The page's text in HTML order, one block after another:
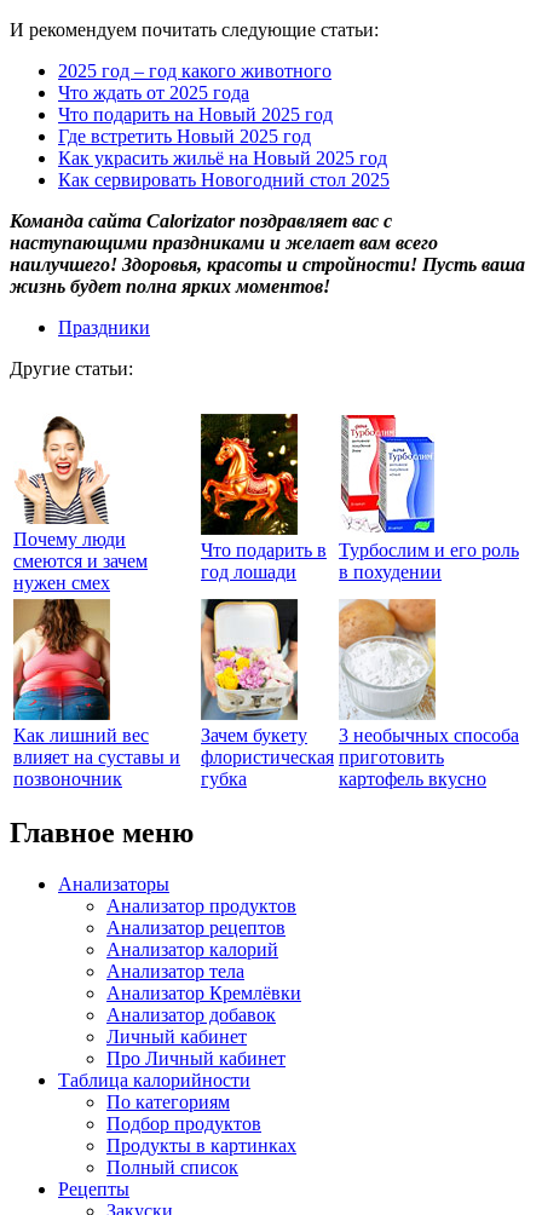
И рекомендуем почитать следующие статьи:
2025 год – год какого животного
Что ждать от 2025 года
Что подарить на Новый 2025 год
Где встретить Новый 2025 год
Как украсить жильё на Новый 2025 год
Как сервировать Новогодний стол 2025
Команда сайта Calorizator поздравляет вас с
наступающими праздниками и желает вам всего
наилучшего! Здоровья, красоты и стройности! Пусть ваша
жизнь будет полна ярких моментов!
Праздники
Другие статьи:
Почему люди
смеются и зачем
нужен смех
Что подарить в
год лошади
Турбослим и его роль
в похудении
Как лишний вес
влияет на суставы и
позвоночник
Зачем букету
флористическая
губка
3 необычных способа
приготовить
картофель вкусно
Главное меню
Анализаторы
Анализатор продуктов
Анализатор рецептов
Анализатор калорий
Анализатор тела
Анализатор Кремлёвки
Анализатор добавок
Личный кабинет
Про Личный кабинет
Таблица калорийности
По категориям
Подбор продуктов
Продукты в картинках
Полный список
Рецепты